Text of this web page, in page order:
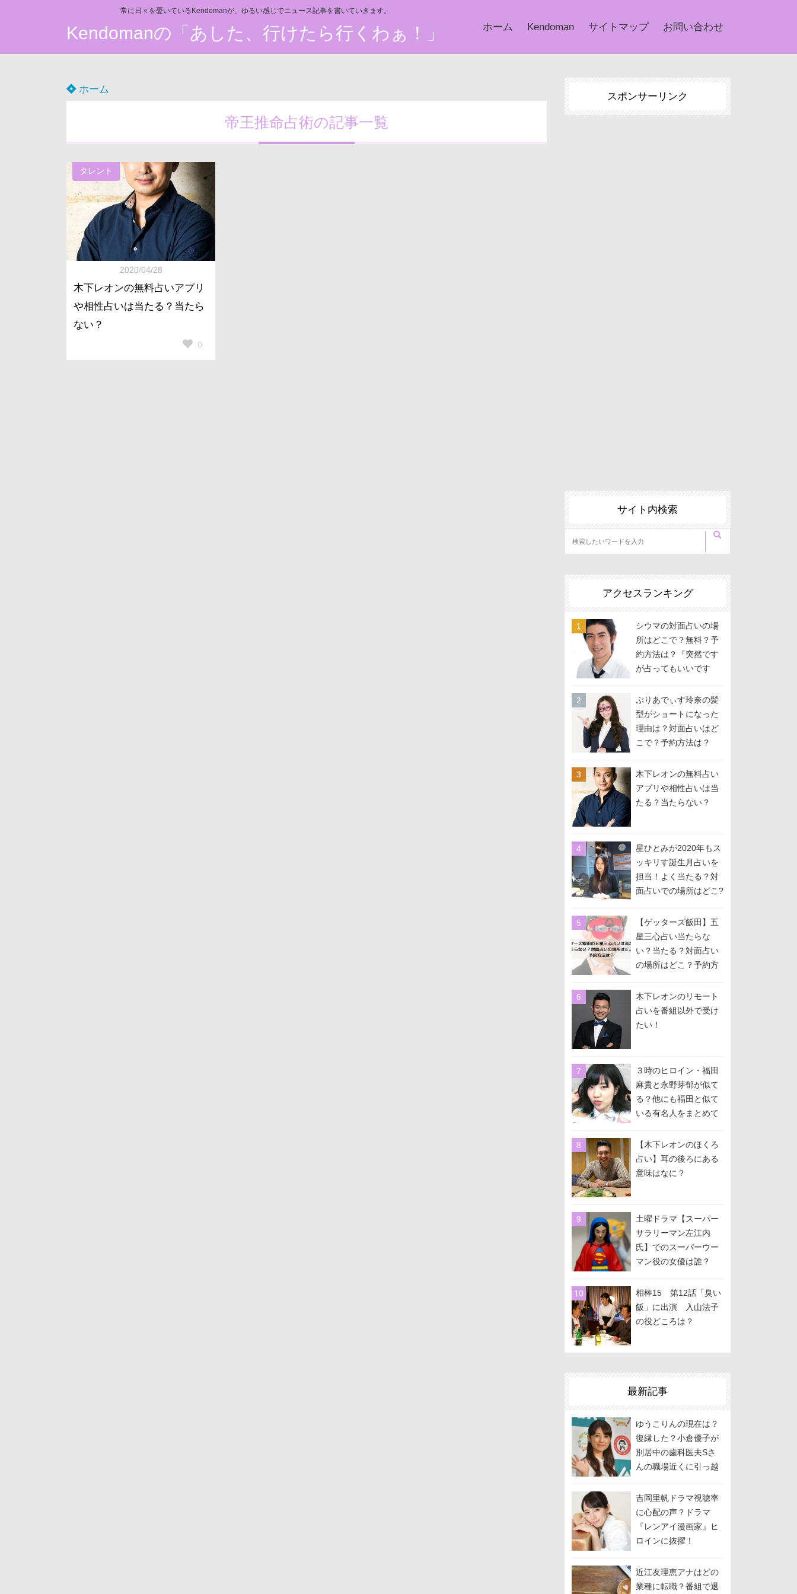
常に日々を憂いているKendomanが、ゆるい感じでニュース記事を書いていきます。
Kendomanの「あした、行けたら行くわぁ！」 ホーム Kendoman サイトマップ お問い合わせ
ホーム
帝王推命占術の記事一覧
タレント
2020/04/28
木下レオンの無料占いアプリ
や相性占いは当たる？当たら
ない？
0
スポンサーリンク
サイト内検索
アクセスランキング
シウマの対面占いの場
所はどこで？無料？予
約方法は？『突然です
が占ってもいいです
ぷりあでぃす玲奈の髪
型がショートになった
理由は？対面占いはど
こで？予約方法は？
木下レオンの無料占い
アプリや相性占いは当
たる？当たらない？
星ひとみが2020年もス
ッキリす誕生月占いを
担当！よく当たる？対
面占いでの場所はどこ?
【ゲッターズ飯田】五
星三心占い当たらな
い？当たる？対面占い
の場所はどこ？予約方
木下レオンのリモート
占いを番組以外で受け
たい！
３時のヒロイン・福田
麻貴と永野芽郁が似て
る？他にも福田と似て
いる有名人をまとめて
【木下レオンのほくろ
占い】耳の後ろにある
意味はなに？
土曜ドラマ【スーパー
サラリーマン左江内
氏】でのスーパーウー
マン役の女優は誰？
相棒15 第12話「臭い
飯」に出演 入山法子
の役どころは？
最新記事
ゆうこりんの現在は？
復縁した？小倉優子が
別居中の歯科医夫Sさ
んの職場近くに引っ越
索？
吉岡里帆ドラマ視聴率
に心配の声？ドラマ
『レンアイ漫画家』ヒ
ロインに抜擢！
近江友理恵アナはどの
業種に転職？番組で退